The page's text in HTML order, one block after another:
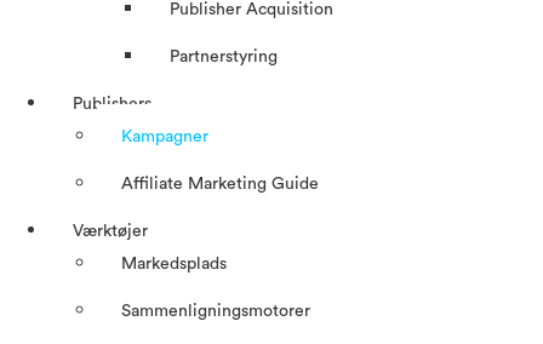
Publisher Acquisition
Partnerstyring
Publishers
Kampagner
Affiliate Marketing Guide
Værktøjer
Markedsplads
Sammenligningsmotorer